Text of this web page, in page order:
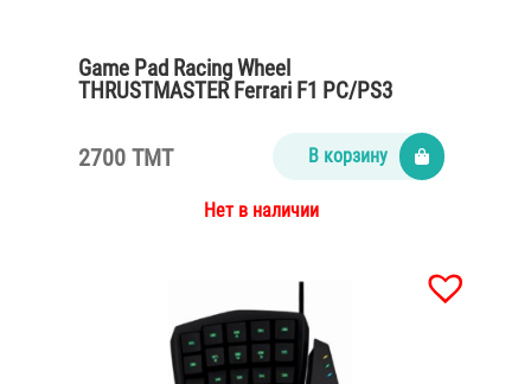
Game Pad Racing Wheel
THRUSTMASTER Ferrari F1 PC/PS3
2700 TMT В корзину
Нет в наличии